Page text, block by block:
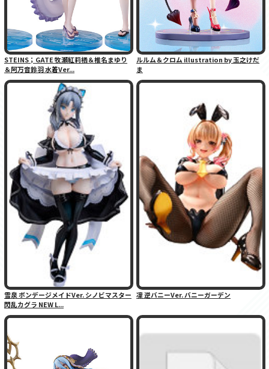
STEINS；GATE 牧瀬紅莉栖＆椎名まゆり
＆阿万音鈴羽 水着Ver...
ルルム＆クロム illustration by 玉之けだ
ま
雪泉 ボンデージメイドVer. シノビマスター
閃乱カグラ NEW L...
凜 逆バニーVer. バニーガーデン